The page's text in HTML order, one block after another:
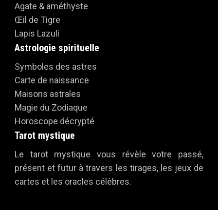
Agate & améthyste
Œil de Tigre
Lapis Lazuli
Astrologie spirituelle
Symboles des astres
Carte de naissance
Maisons astrales
Magie du Zodiaque
Horoscope décrypté
Tarot mystique
Le tarot mystique vous révèle votre passé,
présent et futur à travers les tirages, les jeux de
cartes et les oracles célèbres.